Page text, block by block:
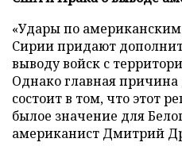
«Удары по
Сирии придают
выводу войск с
Однако главная
состоит в том, что этот
былое значение для
американист Дмитрий